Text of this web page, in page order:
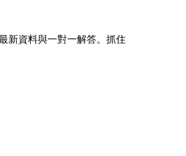
新資料與一對一解答。抓住